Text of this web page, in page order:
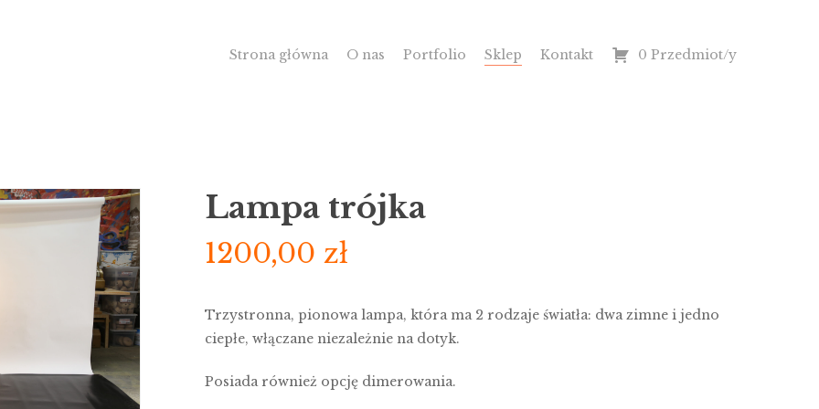
Strona główna O nas Portfolio Sklep Kontakt 0 Przedmiot/y
Lampa trójka
1200,00 zł
Trzystronna, pionowa lampa, która ma 2 rodzaje światła: dwa zimne i jedno
ciepłe, włączane niezależnie na dotyk.
Posiada również opcję dimerowania.